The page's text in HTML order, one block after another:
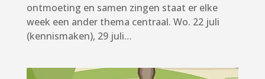
ontmoeting en samen zingen staat er elke
week een ander thema centraal. Wo. 22 juli
(kennismaken), 29 juli…